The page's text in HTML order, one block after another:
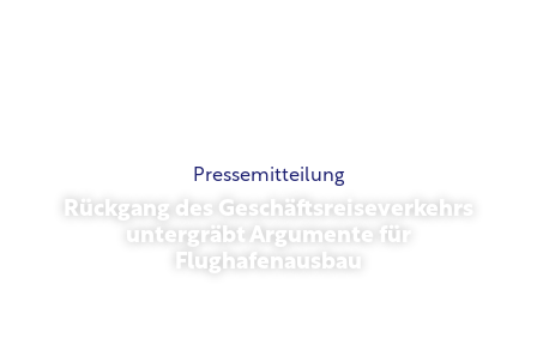
Pressemitteilung
Rückgang des Geschäftsreiseverkehrs
untergräbt Argumente für
Flughafenausbau